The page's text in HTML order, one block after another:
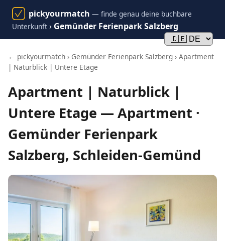
pickyourmatch — finde genau deine buchbare
Unterkunft › Gemünder Ferienpark Salzberg
← pickyourmatch › Gemünder Ferienpark Salzberg › Apartment
| Naturblick | Untere Etage
Apartment | Naturblick |
Untere Etage — Apartment ·
Gemünder Ferienpark
Salzberg, Schleiden-Gemünd